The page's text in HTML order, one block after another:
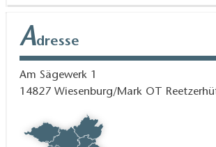
Adresse
Am Sägewerk 1
14827 Wiesenburg/Mark OT